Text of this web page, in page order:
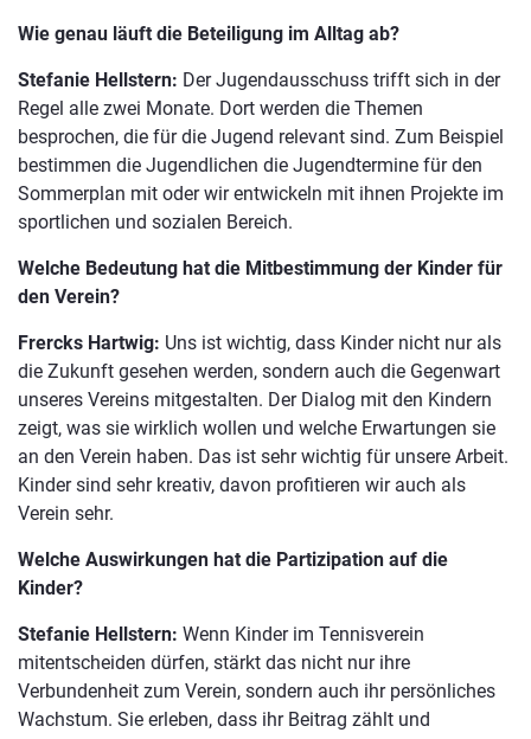
Wie genau läuft die Beteiligung im Alltag ab?
Stefanie Hellstern: Der Jugendausschuss trifft sich in der
Regel alle zwei Monate. Dort werden die Themen
besprochen, die für die Jugend relevant sind. Zum Beispiel
bestimmen die Jugendlichen die Jugendtermine für den
Sommerplan mit oder wir entwickeln mit ihnen Projekte im
sportlichen und sozialen Bereich.
Welche Bedeutung hat die Mitbestimmung der Kinder für
den Verein?
Frercks Hartwig: Uns ist wichtig, dass Kinder nicht nur als
die Zukunft gesehen werden, sondern auch die Gegenwart
unseres Vereins mitgestalten. Der Dialog mit den Kindern
zeigt, was sie wirklich wollen und welche Erwartungen sie
an den Verein haben. Das ist sehr wichtig für unsere Arbeit.
Kinder sind sehr kreativ, davon profitieren wir auch als
Verein sehr.
Welche Auswirkungen hat die Partizipation auf die
Kinder?
Stefanie Hellstern: Wenn Kinder im Tennisverein
mitentscheiden dürfen, stärkt das nicht nur ihre
Verbundenheit zum Verein, sondern auch ihr persönliches
Wachstum. Sie erleben, dass ihr Beitrag zählt und